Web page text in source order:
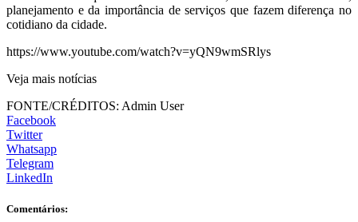
planejamento e da importância de serviços que fazem diferença no
cotidiano da cidade.
https://www.youtube.com/watch?v=yQN9wmSRlys
Veja mais notícias
FONTE/CRÉDITOS: Admin User
Facebook
Twitter
Whatsapp
Telegram
LinkedIn
Comentários: